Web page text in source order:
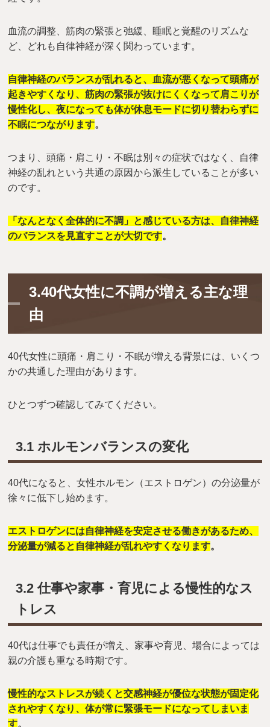
血流の調整、筋肉の緊張と弛緩、睡眠と覚醒のリズムな
ど、どれも自律神経が深く関わっています。
自律神経のバランスが乱れると、血流が悪くなって頭痛が
起きやすくなり、筋肉の緊張が抜けにくくなって肩こりが
慢性化し、夜になっても体が休息モードに切り替わらずに
不眠につながります。
つまり、頭痛・肩こり・不眠は別々の症状ではなく、自律
神経の乱れという共通の原因から派生していることが多い
のです。
「なんとなく全体的に不調」と感じている方は、自律神経
のバランスを見直すことが大切です。
3.40代女性に不調が増える主な理
由
40代女性に頭痛・肩こり・不眠が増える背景には、いくつ
かの共通した理由があります。
ひとつずつ確認してみてください。
3.1 ホルモンバランスの変化
40代になると、女性ホルモン（エストロゲン）の分泌量が
徐々に低下し始めます。
エストロゲンには自律神経を安定させる働きがあるため、
分泌量が減ると自律神経が乱れやすくなります。
3.2 仕事や家事・育児による慢性的なス
トレス
40代は仕事でも責任が増え、家事や育児、場合によっては
親の介護も重なる時期です。
慢性的なストレスが続くと交感神経が優位な状態が固定化
されやすくなり、体が常に緊張モードになってしまいま
す。